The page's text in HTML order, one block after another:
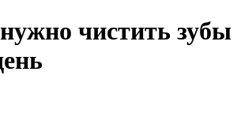
чистить зубы